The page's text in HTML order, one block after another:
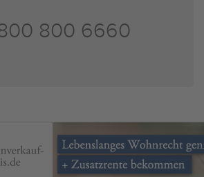
800 6660